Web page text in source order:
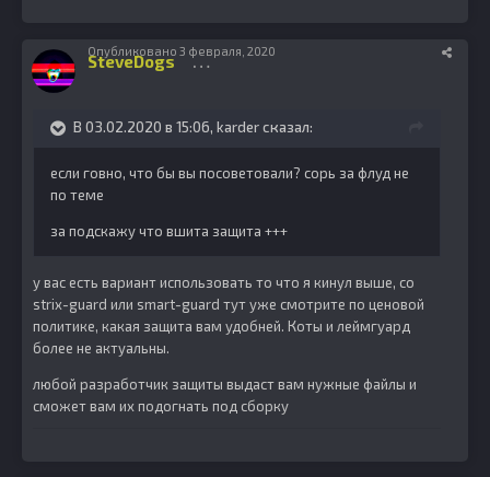
SteveDogs 1086
Опубликовано 3 февраля, 2020
В 03.02.2020 в 15:06, karderсказал:
если говно, что бы вы посоветовали? сорь за флуд не
по теме
за подскажу что вшита защита +++
у вас есть вариант использовать то что я кинул выше, со
strix-guard или smart-guard тут уже смотрите по ценовой
политике, какая защита вам удобней. Коты и леймгуард
более не актуальны.
любой разработчик защиты выдаст вам нужные файлы и
сможет вам их подогнать под сборку